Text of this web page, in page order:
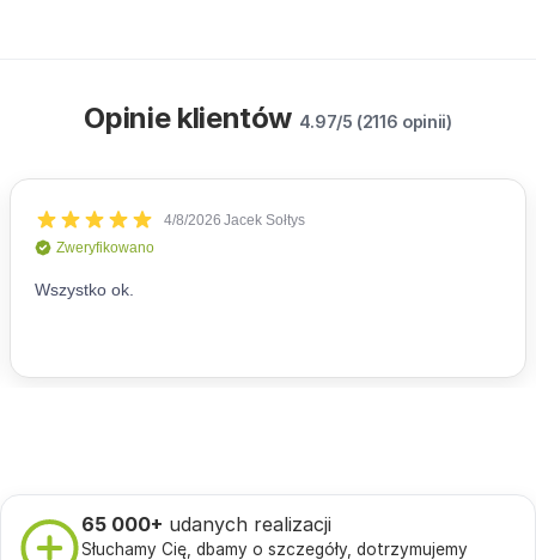
Opinie klientów 4.97/5 (2116 opinii)
65 000+ udanych realizacji
Słuchamy Cię, dbamy o szczegóły, dotrzymujemy